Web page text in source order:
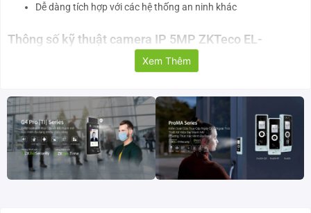
Dễ dàng tích hợp với các hệ thống an ninh khác
Thông số kỹ thuật camera IP 5MP ZKTeco EL-
Máy ảnh
Cảm biến
ảnh
1/2.7” 5MP CMOS
Xem Thêm